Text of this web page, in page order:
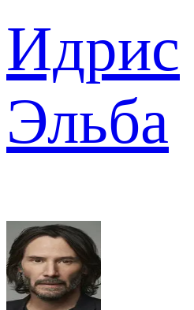
Идрис
Эльба